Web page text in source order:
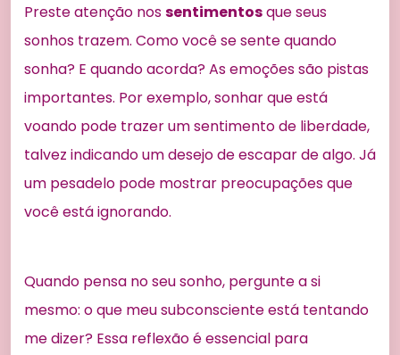
Preste atenção nossentimentosque seus
sonhos trazem. Como você se sente quando
sonha? E quando acorda? As emoções são pistas
importantes. Por exemplo, sonhar que está
voando pode trazer um sentimento de liberdade,
talvez indicando um desejo de escapar de algo. Já
um pesadelo pode mostrar preocupações que
você está ignorando.
Quando pensa no seu sonho, pergunte a si
mesmo: o que meu subconsciente está tentando
me dizer? Essa reflexão é essencial para